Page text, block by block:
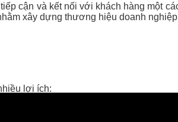
cận và kết nối với khách hàng một
xây dựng thương hiệu doanh
lợi ích: